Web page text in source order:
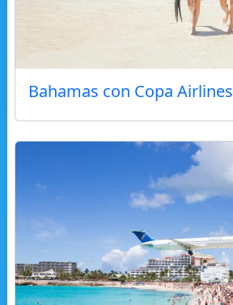
Bahamas con Copa Airlines